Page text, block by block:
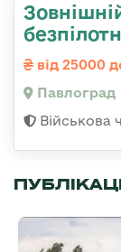
від 25000
Павлоград
Військова